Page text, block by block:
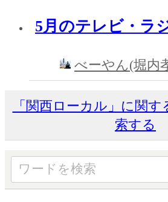
5月のテレビ・ラ
べーやん(堀内
「関西ローカル」に関
索する